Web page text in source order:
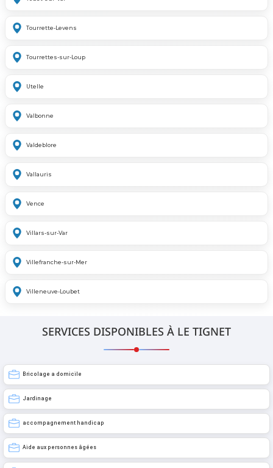
Tourrette-Levens
Tourrettes-sur-Loup
Utelle
Valbonne
Valdeblore
Vallauris
Vence
Villars-sur-Var
Villefranche-sur-Mer
Villeneuve-Loubet
SERVICES DISPONIBLES À LE TIGNET
Bricolage a domicile
Jardinage
accompagnement handicap
Aide aux personnes âgées